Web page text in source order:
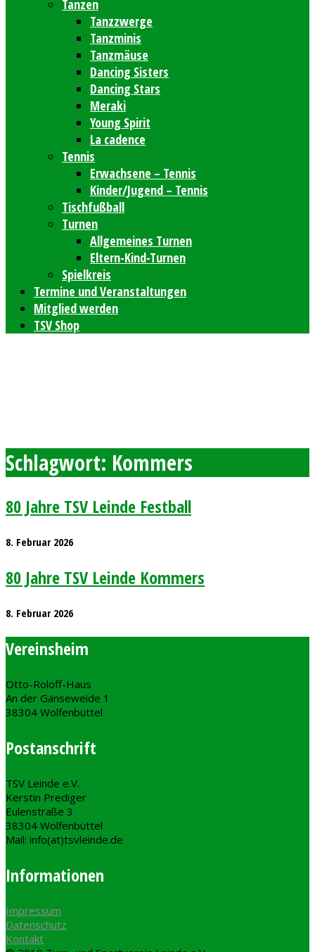
Tanzen
Tanzzwerge
Tanzminis
Tanzmäuse
Dancing Sisters
Dancing Stars
Meraki
Young Spirit
La cadence
Tennis
Erwachsene – Tennis
Kinder/Jugend – Tennis
Tischfußball
Turnen
Allgemeines Turnen
Eltern-Kind-Turnen
Spielkreis
Termine und Veranstaltungen
Mitglied werden
TSV Shop
Schlagwort: Kommers
80 Jahre TSV Leinde Festball
8. Februar 2026
80 Jahre TSV Leinde Kommers
8. Februar 2026
Vereinsheim
Otto-Roloff-Haus
An der Gänseweide 1
38304 Wolfenbüttel
Postanschrift
TSV Leinde e.V.
Kerstin Prediger
Eulenstraße 3
38304 Wolfenbüttel
Mail: info(at)tsvleinde.de
Informationen
Impressum
Datenschutz
Kontakt